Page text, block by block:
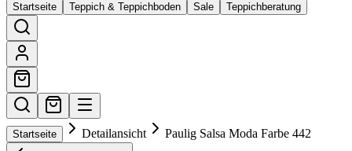
Startseite Teppich & Teppichboden Sale Teppichberatung
Startseite Detailansicht Paulig Salsa Moda Farbe 442